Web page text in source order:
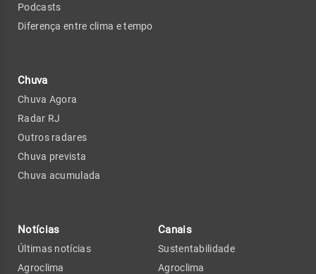
Podcasts
Diferença entre clima e tempo
Chuva
Chuva Agora
Radar RJ
Outros radares
Chuva prevista
Chuva acumulada
Notícias
Últimas notícias
Agroclima
Canais
Sustentabilidade
Agroclima